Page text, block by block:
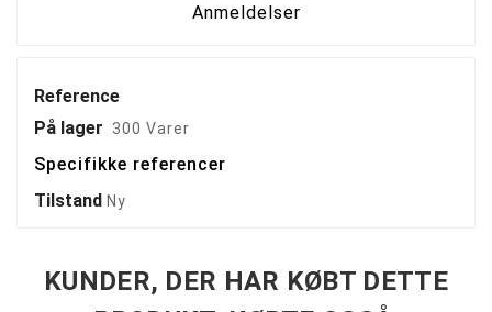
Anmeldelser
Reference
På lager
300 Varer
Specifikke referencer
Tilstand Ny
KUNDER, DER HAR KØBT DETTE